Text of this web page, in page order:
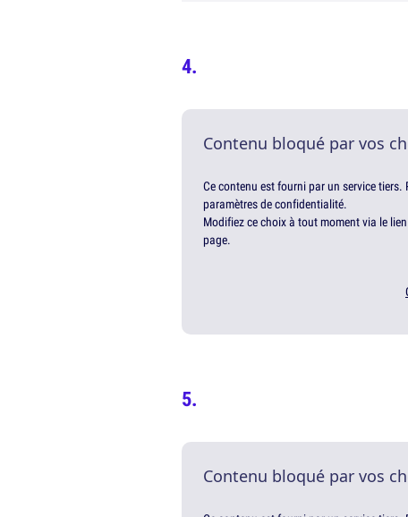
Contenu bloqué par vos
Ce contenu est fourni par un service
paramètres de confidentialité.
Modifiez ce choix à tout moment via le
page.
Contenu bloqué par vos